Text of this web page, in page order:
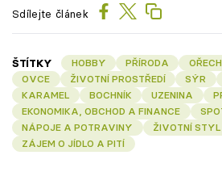
Sdílejte článek
ŠTÍTKY HOBBY PŘÍRODA
OVCE
ŽIVOTNÍ PROSTŘEDÍ SÝR
KARAMEL
BOCHNÍK UZENINA
EKONOMIKA, OBCHOD A FINANCE
NÁPOJE A POTRAVINY
ŽIVOTNÍ
ZÁJEM O JÍDLO A PITÍ